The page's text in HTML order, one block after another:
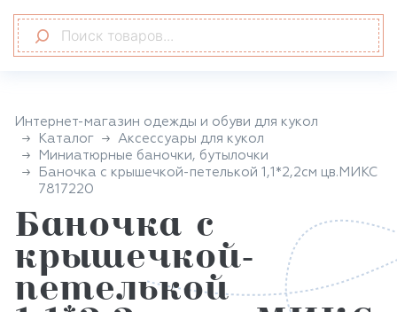
Интернет-магазин одежды и обуви для кукол
Каталог
Аксессуары для кукол
Миниатюрные баночки, бутылочки
Баночка с крышечкой-петелькой 1,1*2,2см цв.МИКС
7817220
Баночка с
крышечкой-
петелькой